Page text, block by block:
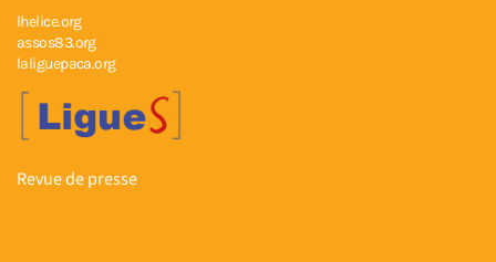
lhelice.org
assos83.org
laliguepaca.org
Revue de presse